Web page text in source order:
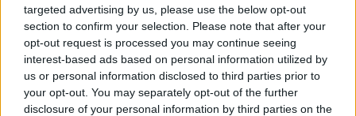
targeted advertising by us, please use the below opt-out
section to confirm your selection. Please note that after your
opt-out request is processed you may continue seeing
interest-based ads based on personal information utilized by
us or personal information disclosed to third parties prior to
your opt-out. You may separately opt-out of the further
disclosure of your personal information by third parties on the
Zabieg konizacji
Dzień dobry Idę na zabieg w sierpniu. Czy muszę
zmywać wszystkie paznokcie przed operacją?
Anestiozolog nic mi nie powiedział 🫣